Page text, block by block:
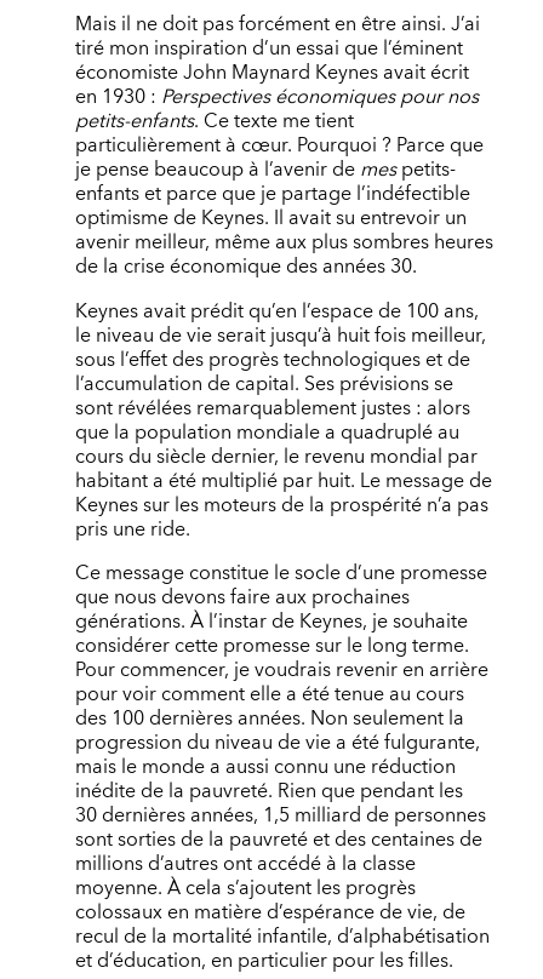
Mais il ne doit pas forcément en être ainsi. J’ai
tiré mon inspiration d’un essai que l’éminent
économiste John Maynard Keynes avait écrit
en 1930 : Perspectives économiques pour nos
petits-enfants. Ce texte me tient
particulièrement à cœur. Pourquoi ? Parce que
je pense beaucoup à l’avenir demespetits-
enfants et parce que je partage l’indéfectible
optimisme de Keynes. Il avait su entrevoir un
avenir meilleur, même aux plus sombres heures
de la crise économique des années 30.
Keynes avait prédit qu’en l’espace de 100 ans,
le niveau de vie serait jusqu’à huit fois meilleur,
sous l’effet des progrès technologiques et de
l’accumulation de capital. Ses prévisions se
sont révélées remarquablement justes : alors
que la population mondiale a quadruplé au
cours du siècle dernier, le revenu mondial par
habitant a été multiplié par huit. Le message de
Keynes sur les moteurs de la prospérité n’a pas
pris une ride.
Ce message constitue le socle d’une promesse
que nous devons faire aux prochaines
générations. À l’instar de Keynes, je souhaite
considérer cette promesse sur le long terme.
Pour commencer, je voudrais revenir en arrière
pour voir comment elle a été tenue au cours
des 100 dernières années. Non seulement la
progression du niveau de vie a été fulgurante,
mais le monde a aussi connu une réduction
inédite de la pauvreté. Rien que pendant les
30 dernières années, 1,5 milliard de personnes
sont sorties de la pauvreté et des centaines de
millions d’autres ont accédé à la classe
moyenne. À cela s’ajoutent les progrès
colossaux en matière d’espérance de vie, de
recul de la mortalité infantile, d’alphabétisation
et d’éducation, en particulier pour les filles.